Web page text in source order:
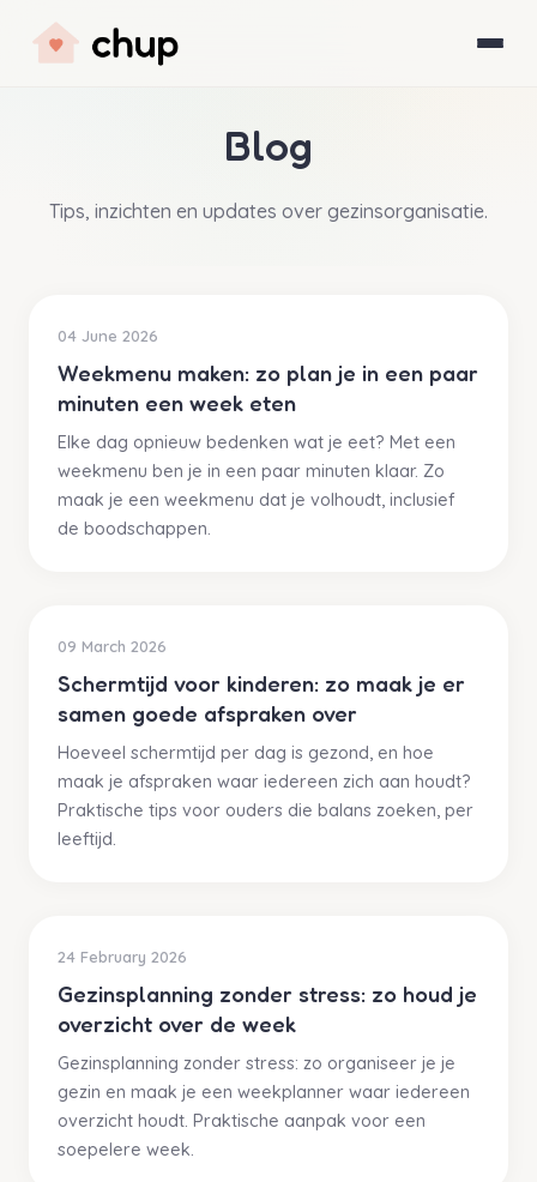
Blog
Tips, inzichten en updates over gezinsorganisatie.
04 June 2026
Weekmenu maken: zo plan je in een paar
minuten een week eten
Elke dag opnieuw bedenken wat je eet? Met een
weekmenu ben je in een paar minuten klaar. Zo
maak je een weekmenu dat je volhoudt, inclusief
de boodschappen.
09 March 2026
Schermtijd voor kinderen: zo maak je er
samen goede afspraken over
Hoeveel schermtijd per dag is gezond, en hoe
maak je afspraken waar iedereen zich aan houdt?
Praktische tips voor ouders die balans zoeken, per
leeftijd.
24 February 2026
Gezinsplanning zonder stress: zo houd je
overzicht over de week
Gezinsplanning zonder stress: zo organiseer je je
gezin en maak je een weekplanner waar iedereen
overzicht houdt. Praktische aanpak voor een
soepelere week.